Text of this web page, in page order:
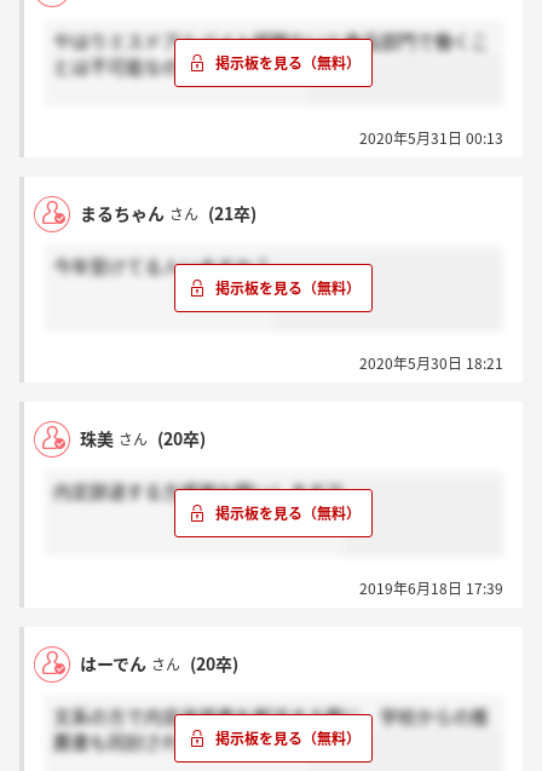
やはりミスドアルバイト経験ないと食品部門で働くこ
とは不可能なのでしょうか、、
2020年5月31日 00:13
まるちゃん さん (21卒)
今年受けてる人いますか？
2020年5月30日 18:21
珠美 さん (20卒)
内定辞退する方感謝お願いします泣
2019年6月18日 17:39
はーでん さん (20卒)
文系の方で内定承諾書を郵送する際に、学校からの推
薦書も同封された方いますか？